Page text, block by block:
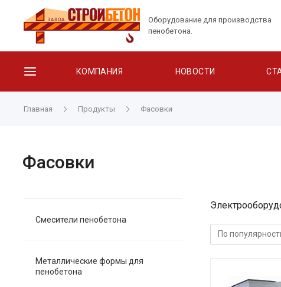
Оборудование для производства
пенобетона.
КОМПАНИЯ НОВОСТИ
Главная Продукты Фасовки
Фасовки
Смесители пенобетона
Металлические формы для
пенобетона